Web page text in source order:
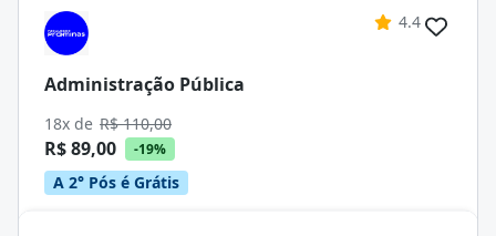
4.4
Administração Pública
18x de R$ 110,00
R$ 89,00 -19%
A 2° Pós é Grátis